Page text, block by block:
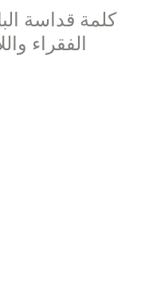
كلمة قداسة
الفقراء